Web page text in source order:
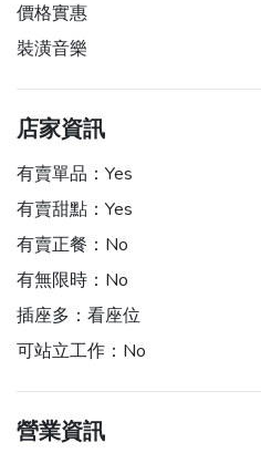
價格實惠
裝潢音樂
店家資訊
有賣單品： Yes
有賣甜點： Yes
有賣正餐： No
有無限時： No
插座多： 看座位
可站立工作： No
營業資訊